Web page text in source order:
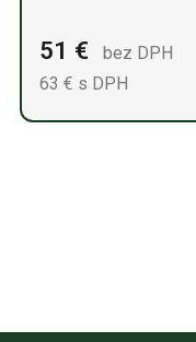
51 €
bez DPH
63 € s DPH